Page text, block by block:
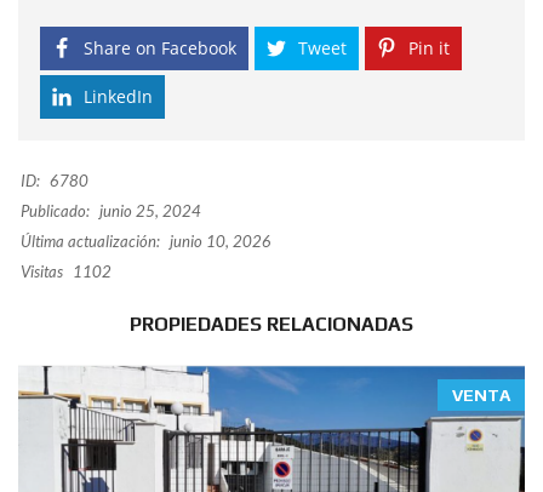
Share on Facebook Tweet Pin it
LinkedIn
ID: 6780
Publicado: junio 25, 2024
Última actualización: junio 10, 2026
Visitas
1102
PROPIEDADES RELACIONADAS
VENTA